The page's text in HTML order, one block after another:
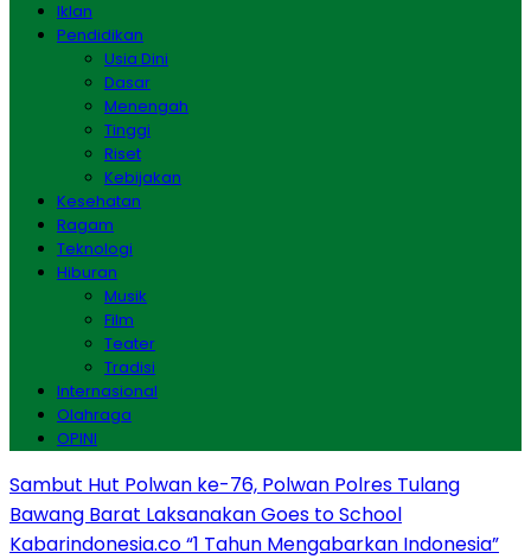
Iklan
Pendidikan
Usia Dini
Dasar
Menengah
Tinggi
Riset
Kebijakan
Kesehatan
Ragam
Teknologi
Hiburan
Musik
Film
Teater
Tradisi
Internasional
Olahraga
OPINI
Sambut Hut Polwan ke-76, Polwan Polres Tulang
Bawang Barat Laksanakan Goes to School
Kabarindonesia.co “1 Tahun Mengabarkan Indonesia”